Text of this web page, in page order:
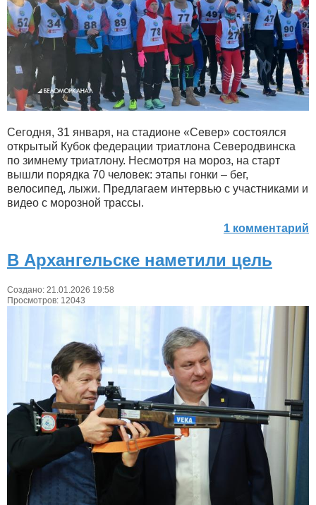
Сегодня, 31 января, на стадионе «Север» состоялся
открытый Кубок федерации триатлона Северодвинска
по зимнему триатлону. Несмотря на мороз, на старт
вышли порядка 70 человек: этапы гонки – бег,
велосипед, лыжи. Предлагаем интервью с участниками и
видео с морозной трассы.
1 комментарий
В Архангельске наметили цель
Создано: 21.01.2026 19:58
Просмотров: 12043